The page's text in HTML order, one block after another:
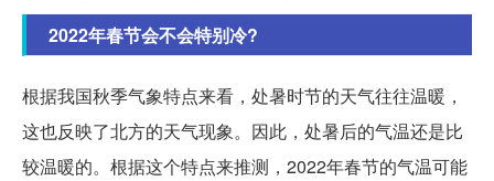
2022年春节会不会特别冷?
根据我国秋季气象特点来看，处暑时节的天气往往温暖，
这也反映了北方的天气现象。因此，处暑后的气温还是比
较温暖的。根据这个特点来推测，2022年春节的气温可能